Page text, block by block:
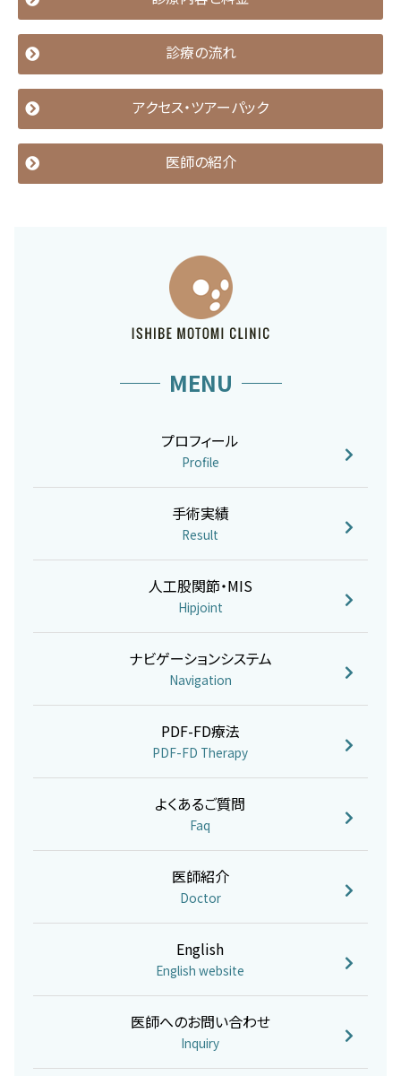
診療の流れ
アクセス・ツアーパック
医師の紹介
MENU
プロフィール
Profile
手術実績
Result
人工股関節・MIS
Hipjoint
ナビゲーションシステム
Navigation
PDF-FD療法
PDF-FD Therapy
よくあるご質問
Faq
医師紹介
Doctor
English
English website
医師へのお問い合わせ
Inquiry